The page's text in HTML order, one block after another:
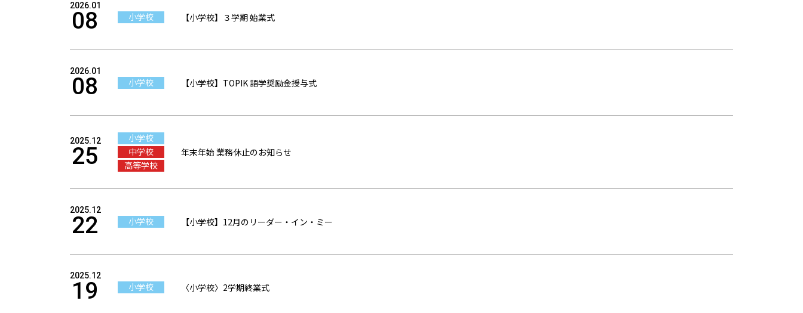
2026.01
08 小学校 【小学校】３学期 始業式
2026.01
08 小学校 【小学校】TOPIK 語学奨励金授与式
2025.12
25
小学校
中学校
高等学校
年末年始 業務休止のお知らせ
2025.12
22 小学校 【小学校】12月のリーダー・イン・ミー
2025.12
19 小学校 〈小学校〉2学期終業式